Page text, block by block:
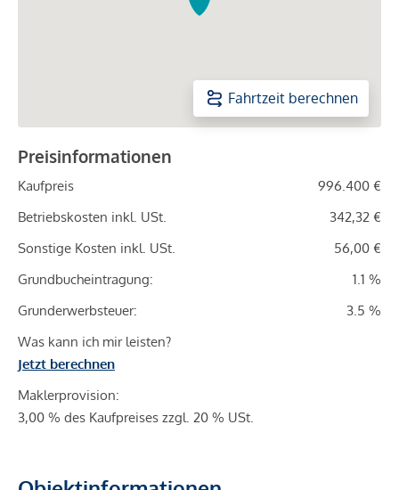
Fahrtzeit berechnen
Preisinformationen
Kaufpreis
996.400 €
Betriebskosten inkl. USt.
342,32 €
Sonstige Kosten inkl. USt.
56,00 €
Grundbucheintragung:
1.1 %
Grunderwerbsteuer:
3.5 %
Was kann ich mir leisten?
Jetzt berechnen
Maklerprovision:
3,00 % des Kaufpreises zzgl. 20 % USt.